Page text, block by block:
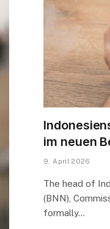
im neuen
9. April 2026
The head of
(BNN),
formally…